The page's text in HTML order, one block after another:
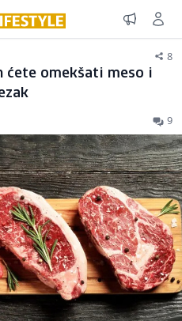
8
ćete omekšati meso i
9